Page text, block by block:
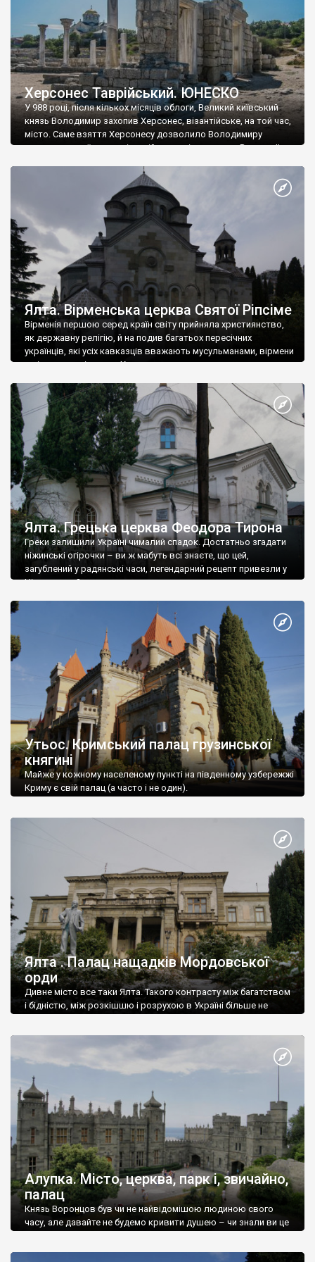
Херсонес Таврійський. ЮНЕСКО
У 988 році, після кількох місяців облоги, Великий київський
князь Володимир захопив Херсонес, візантійське, на той час,
місто. Саме взяття Херсонесу дозволило Володимиру
диктувати свої умови візантійському імператору Василю ІІ, та
Херсонесі Володимир-язичник, став Василем-християнином.
А потім було Хрещення Русі. На честь Херсонесу Таврійського
Ялта. Вірменська церква Святої Ріпсіме
Вірменія першою серед країн світу прийняла християнство,
як державну релігію, й на подив багатьох пересічних
українців, які усіх кавказців вважають мусульманами, вірмени
є відданими вірянами Христа
Ялта. Грецька церква Феодора Тирона
Греки залишили Україні чималий спадок. Достатньо згадати
ніжинські огірочки – ви ж мабуть всі знаєте, що цей,
загублений у радянські часи, легендарний рецепт привезли у
Ніжин греки?
Утьос. Кримський палац грузинської
княгині
Майже у кожному населеному пункті на південному узбережжі
Криму є свій палац (а часто і не один).
Ялта . Палац нащадків Мордовської
орди
Дивне місто все таки Ялта. Такого контрасту між багатством
і бідністю, між розкішшю і розрухою в Україні більше не
Алупка. Місто, церква, парк і, звичайно,
палац
Князь Воронцов був чи не найвідомішою людиною свого
часу, але давайте не будемо кривити душею – чи знали ви це